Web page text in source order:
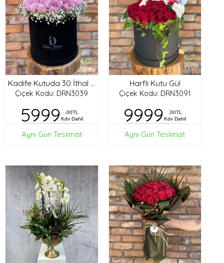
Kadife Kutuda 30 İthal Gül
Çiçek Kodu: DRN3039
5999
,00TL
Kdv Dahil
Aynı Gün Teslimat
Harfli Kutu Gül
Çiçek Kodu: DRN3091
9999
,00TL
Kdv Dahil
Aynı Gün Teslimat